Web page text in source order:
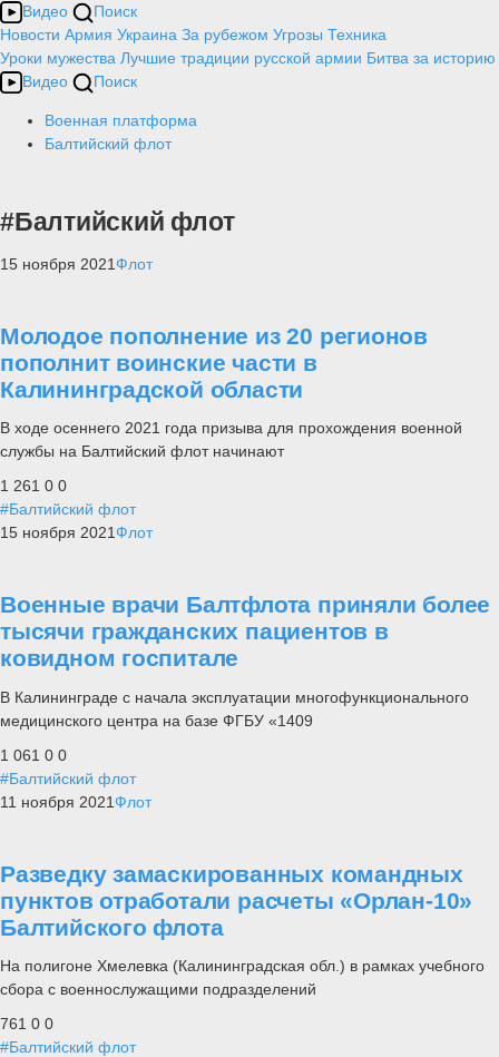
Видео
Поиск
Новости Армия Украина За рубежом Угрозы Техника
Уроки мужества Лучшие традиции русской армии Битва за историю
Видео
Поиск
Военная платформа
Балтийский флот
#Балтийский флот
15 ноября 2021Флот
Молодое пополнение из 20 регионов
пополнит воинские части в
Калининградской области
В ходе осеннего 2021 года призыва для прохождения военной
службы на Балтийский флот начинают
1 261 0 0
#Балтийский флот
15 ноября 2021Флот
Военные врачи Балтфлота приняли более
тысячи гражданских пациентов в
ковидном госпитале
В Калининграде с начала эксплуатации многофункционального
медицинского центра на базе ФГБУ «1409
1 061 0 0
#Балтийский флот
11 ноября 2021Флот
Разведку замаскированных командных
пунктов отработали расчеты «Орлан-10»
Балтийского флота
На полигоне Хмелевка (Калининградская обл.) в рамках учебного
сбора с военнослужащими подразделений
761 0 0
#Балтийский флот